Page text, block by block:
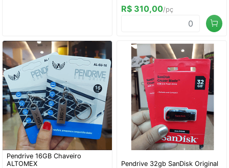
R$ 310,00/pç
Pendrive 16GB Chaveiro
ALTOMEX
Pendrive 32gb SanDisk Original